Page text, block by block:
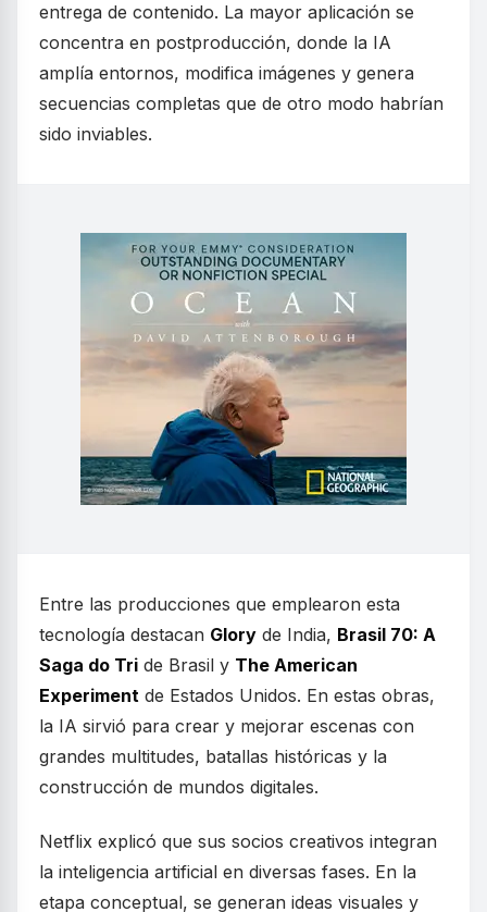
entrega de contenido. La mayor aplicación se
concentra en postproducción, donde la IA
amplía entornos, modifica imágenes y genera
secuencias completas que de otro modo habrían
sido inviables.
Entre las producciones que emplearon esta
tecnología destacan Glory de India, Brasil 70: A
Saga do Tri de Brasil y The American
Experiment de Estados Unidos. En estas obras,
la IA sirvió para crear y mejorar escenas con
grandes multitudes, batallas históricas y la
construcción de mundos digitales.
Netflix explicó que sus socios creativos integran
la inteligencia artificial en diversas fases. En la
etapa conceptual, se generan ideas visuales y